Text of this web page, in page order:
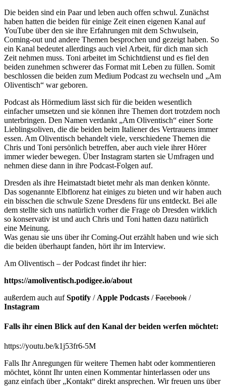
Die beiden sind ein Paar und leben auch offen schwul. Zunächst
haben hatten die beiden für einige Zeit einen eigenen Kanal auf
YouTube über den sie ihre Erfahrungen mit dem Schwulsein,
Coming-out und andere Themen besprochen und gezeigt haben. So
ein Kanal bedeutet allerdings auch viel Arbeit, für dich man sich
Zeit nehmen muss. Toni arbeitet im Schichtdienst und es fiel den
beiden zunehmen schwerer das Format mit Leben zu füllen. Somit
beschlossen die beiden zum Medium Podcast zu wechseln und „Am
Oliventisch“ war geboren.
Podcast als Hörmedium lässt sich für die beiden wesentlich
einfacher umsetzen und sie können ihre Themen dort trotzdem noch
unterbringen. Den Namen verdankt „Am Oliventisch“ einer Sorte
Lieblingsoliven, die die beiden beim Italiener des Vertrauens immer
essen. Am Oliventisch behandelt viele, verschiedene Themen die
Chris und Toni persönlich betreffen, aber auch viele ihrer Hörer
immer wieder bewegen. Über Instagram starten sie Umfragen und
nehmen diese dann in ihre Podcast-Folgen auf.
Dresden als ihre Heimatstadt bietet mehr als man denken könnte.
Das sogenannte Elbflorenz hat einiges zu bieten und wir haben auch
ein bisschen die schwule Szene Dresdens für uns entdeckt. Bei alle
dem stellte sich uns natürlich vorher die Frage ob Dresden wirklich
so konservativ ist und auch Chris und Toni hatten dazu natürlich
eine Meinung.
Was genau sie uns über ihr Coming-Out erzählt haben und wie sich
die beiden überhaupt fanden, hört ihr im Interview.
Am Oliventisch – der Podcast findet ihr hier:
https://amoliventisch.podigee.io/about
außerdem auch aufSpotify / Apple Podcasts /Facebook /
Instagram
Falls ihr einen Blick auf den Kanal der beiden werfen möchtet:
https://youtu.be/k1j53fr6-5M
Falls Ihr Anregungen für weitere Themen habt oder kommentieren
möchtet, könnt Ihr unten einen Kommentar hinterlassen oder uns
ganz einfach über „Kontakt“ direkt ansprechen. Wir freuen uns über